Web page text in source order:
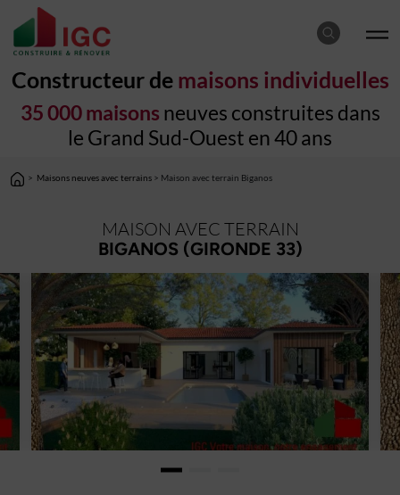
Constructeur de maisons individuelles
35 000 maisons neuves construites dans
le Grand Sud-Ouest en 40 ans
> Maisons neuves avec terrains > Maison avec terrain Biganos
MAISON AVEC TERRAIN
BIGANOS (GIRONDE 33)